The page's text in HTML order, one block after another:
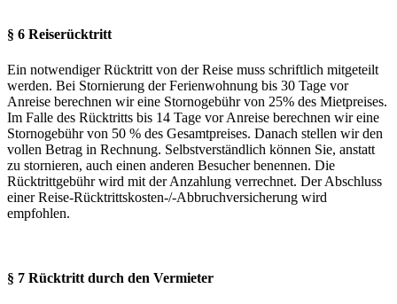
§ 6 Reiserücktritt
Ein notwendiger Rücktritt von der Reise muss schriftlich mitgeteilt
werden. Bei Stornierung der Ferienwohnung bis 30 Tage vor
Anreise berechnen wir eine Stornogebühr von 25% des Mietpreises.
Im Falle des Rücktritts bis 14 Tage vor Anreise berechnen wir eine
Stornogebühr von 50 % des Gesamtpreises. Danach stellen wir den
vollen Betrag in Rechnung. Selbstverständlich können Sie, anstatt
zu stornieren, auch einen anderen Besucher benennen. Die
Rücktrittgebühr wird mit der Anzahlung verrechnet. Der Abschluss
einer Reise-Rücktrittskosten-/-Abbruchversicherung wird
empfohlen.
§ 7 Rücktritt durch den Vermieter